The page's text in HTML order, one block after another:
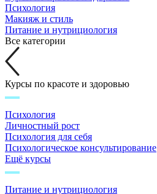
Психология
Макияж и стиль
Питание и нутрициология
Все категории
Курсы по красоте и здоровью
Психология
Личностный рост
Психология для себя
Психологическое консультирование
Ещё курсы
Питание и нутрициология